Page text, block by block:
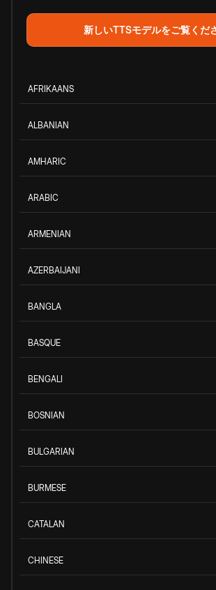
新しいTTSモデルをご覧くだ
AFRIKAANS
ALBANIAN
AMHARIC
ARABIC
ARMENIAN
AZERBAIJANI
BANGLA
BASQUE
BENGALI
BOSNIAN
BULGARIAN
BURMESE
CATALAN
CHINESE